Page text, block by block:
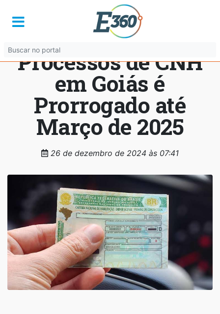
Prazo para
Conclusão de
Processos de CNH
em Goiás é
Prorrogado até
Março de 2025
26 de dezembro de 2024 às 07:41